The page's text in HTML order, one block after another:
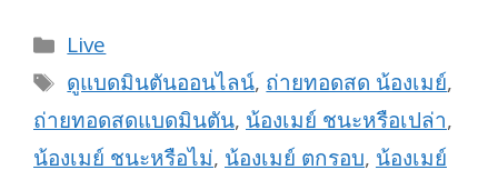
Categories
Live
Tags
ดูแบดมินตันออนไลน์, ถ่ายทอดสด น้องเมย์,
ถ่ายทอดสดแบดมินตัน, น้องเมย์ ชนะหรือเปล่า,
น้องเมย์ ชนะหรือไม่, น้องเมย์ ตกรอบ, น้องเมย์